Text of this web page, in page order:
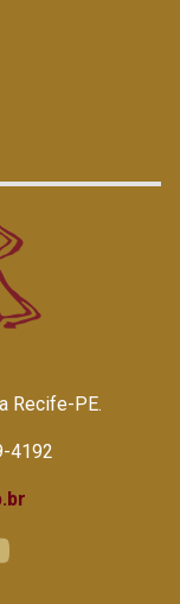
Recife-PE.
4192